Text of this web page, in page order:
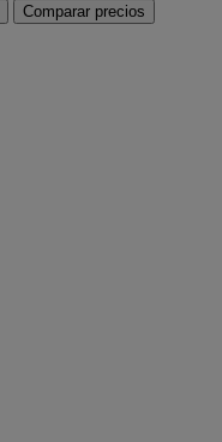
Comparar precios